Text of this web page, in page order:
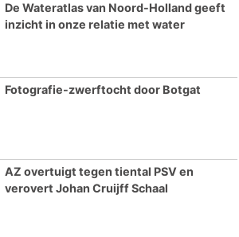
De Wateratlas van Noord-Holland geeft
inzicht in onze relatie met water
Fotografie-zwerftocht door Botgat
AZ overtuigt tegen tiental PSV en
verovert Johan Cruijff Schaal